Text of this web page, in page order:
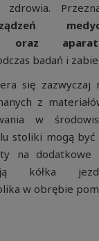
zdrowia.
oraz
badań i
się zazwyczaj
z
w
stoliki mogą być
na dodatkowe
kółka
w obrębie